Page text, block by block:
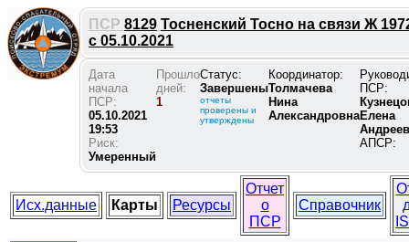
ПСР 8129 Тосненский Тосно на связи Ж
с 05.10.2021
Дата
начала
ПСР:
05.10.2021
19:53
Риск:
Умеренный
Прошло
дней:
1
Статус:
Завершены
отчеты
проверены и
утверждены
Координатор:
Толмачева
Нина
Александровна
ПСР:
Елена
АПСР:
Исх.данные Карты Ресурсы
Отчет
о
ПСР
Справочник